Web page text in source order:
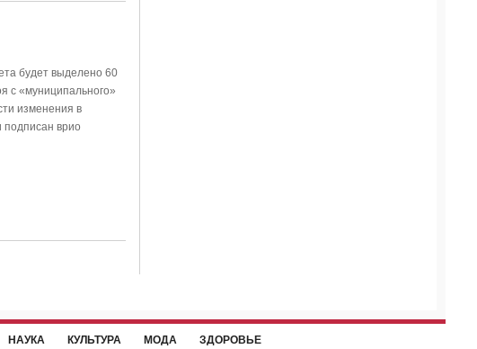
будет выделено 60
с «муниципального»
изменения в
подписан врио
НАУКА КУЛЬТУРА МОДА ЗДОРОВЬЕ